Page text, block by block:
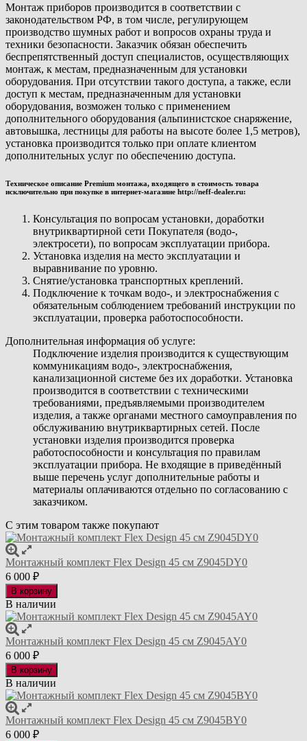
Монтаж приборов производится в соответствии с
законодательством РФ, в том числе, регулирующем
производство шумных работ и вопросов охраны труда и
техники безопасности. Заказчик обязан обеспечить
беспрепятственный доступ специалистов, осуществляющих
монтаж, к местам, предназначенным для установки
оборудования. При отсутствии такого доступа, а также, если
доступ к местам, предназначенным для установки
оборудования, возможен только с применением
дополнительного оборудования (альпинистское снаряжение,
автовышка, лестницы для работы на высоте более 1,5 метров),
установка производится только при оплате клиентом
дополнительных услуг по обеспечению доступа.
Техническое описание Premium монтажа, входящего в стоимость товара
исключительно при покупке в интернет-магазине http://neff-dealer.ru:
Консультация по вопросам установки, доработки
внутриквартирной сети Покупателя (водо-,
электросети), по вопросам эксплуатации прибора.
Установка изделия на место эксплуатации и
выравнивание по уровню.
Снятие/установка транспортных креплений.
Подключение к точкам водо-, и электроснабжения с
обязательным соблюдением требований инструкции по
эксплуатации, проверка работоспособности.
Дополнительная информация об услуге:
Подключение изделия производится к существующим
коммуникациям водо-, электроснабжения,
канализационной системе без их доработки. Установка
производится в соответствии с техническими
требованиями, предъявляемыми производителем
изделия, а также органами местного самоуправления по
обслуживанию внутриквартирных сетей. После
установки изделия производится проверка
работоспособности и консультация по правилам
эксплуатации прибора. Не входящие в приведённый
выше перечень услуг дополнительные работы и
материалы оплачиваются отдельно по согласованию с
заказчиком.
С этим товаром также покупают
Монтажный комплект Flex Design 45 см Z9045DY0
6 000 ₽
В корзину
В наличии
Монтажный комплект Flex Design 45 см Z9045AY0
6 000 ₽
В корзину
В наличии
Монтажный комплект Flex Design 45 см Z9045BY0
6 000 ₽